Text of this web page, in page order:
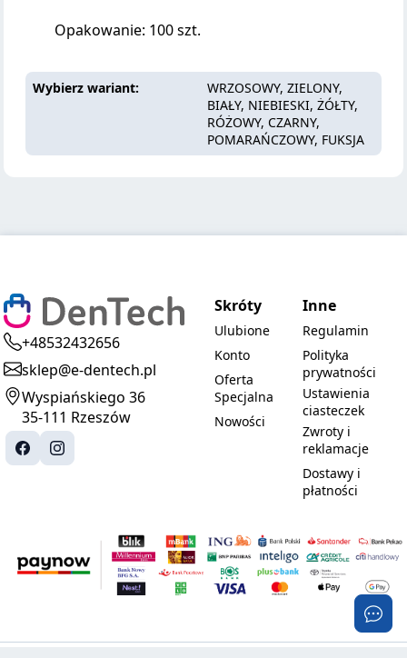
Opakowanie: 100 szt.
Wybierz wariant
WRZOSOWY, ZIELONY,
BIAŁY, NIEBIESKI, ŻÓŁTY,
RÓŻOWY, CZARNY,
POMARAŃCZOWY, FUKSJA
+48532432656
sklep@e-dentech.pl
Wyspiańskiego 36
35-111 Rzeszów
Skróty
Ulubione
Konto
Oferta
Specjalna
Nowości
Inne
Regulamin
Polityka
prywatności
Ustawienia
ciasteczek
Zwroty i
reklamacje
Dostawy i
płatności